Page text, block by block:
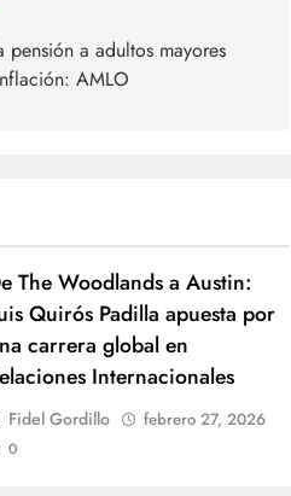
pensión a adultos mayores
AMLO
The Woodlands a Austin:
Quirós Padilla apuesta por
carrera global en
Internacionales
Fidel Gordillo febrero 27, 2026
0